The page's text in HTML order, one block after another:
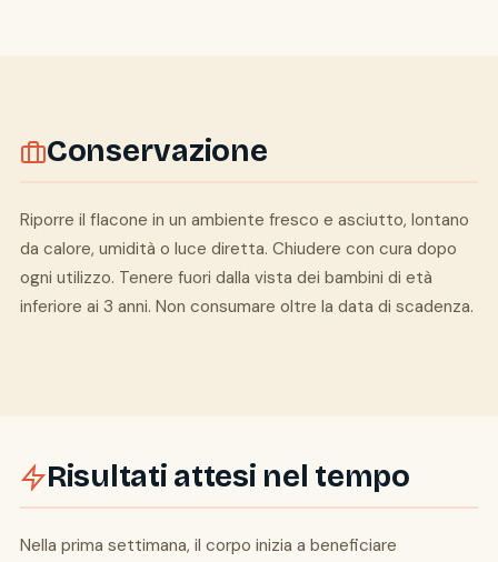
Conservazione
Riporre il flacone in un ambiente fresco e asciutto, lontano
da calore, umidità o luce diretta. Chiudere con cura dopo
ogni utilizzo. Tenere fuori dalla vista dei bambini di età
inferiore ai 3 anni. Non consumare oltre la data di scadenza.
Risultati attesi nel tempo
Nella prima settimana, il corpo inizia a beneficiare